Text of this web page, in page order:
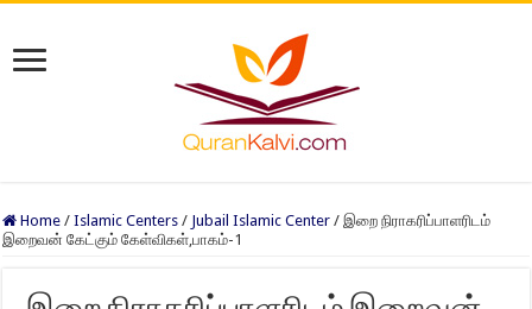
Home / Islamic Centers / Jubail Islamic Center / இறை நிராகரிப்பாளரிடம்
இறைவன் கேட்கும் கேள்விகள்,பாகம்-1